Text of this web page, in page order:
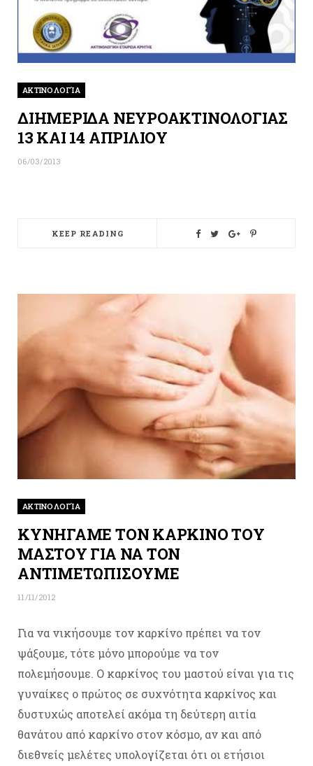
ΑΚΤΙΝΟΛΟΓΊΑ
ΔΙΗΜΕΡΙΔΑ ΝΕΥΡΟΑΚΤΙΝΟΛΟΓΙΑΣ
13 ΚΑΙ 14 ΑΠΡΙΛΙΟΥ
06/03/2013
KEEP READING
ΑΚΤΙΝΟΛΟΓΊΑ
ΚΥΝΗΓΑΜΕ ΤΟΝ ΚΑΡΚΙΝΟ ΤΟΥ
ΜΑΣΤΟΥ ΓΙΑ ΝΑ ΤΟΝ
ΑΝΤΙΜΕΤΩΠΙΣΟΥΜΕ
11/11/2012
Για να νικήσουμε τον καρκίνο πρέπει να τον
ψάξουμε, τότε μόνο μπορούμε να τον
πολεμήσουμε. Ο καρκίνος του μαστού είναι για τις
γυναίκες ο πρώτος σε συχνότητα καρκίνος και
δυστυχώς αποτελεί ακόμα τη δεύτερη αιτία
θανάτου από καρκίνο στον κόσμο, αν και από
διεθνείς μελέτες υπολογίζεται ότι οι ετήσιοι